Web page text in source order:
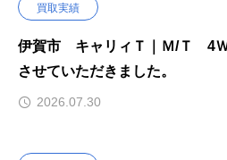
買取実績
伊賀市 キャリィＴ｜Ｍ/Ｔ 4
させていただきました。
2026.07.30